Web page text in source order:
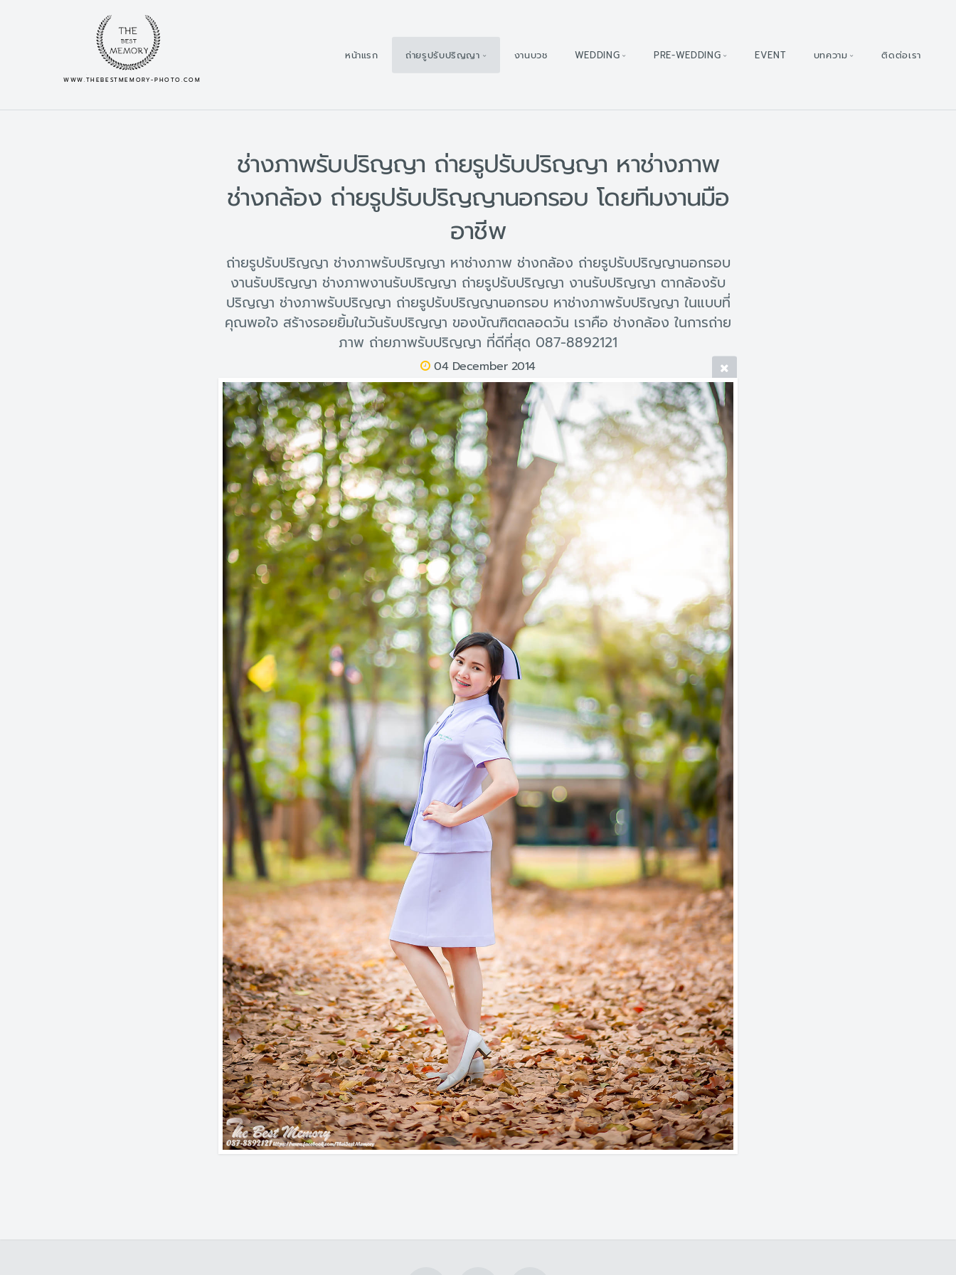
WWW.THEBESTMEMORY-PHOTO.COM
หน้าแรก ถ่ายรูปรับปริญญา งานบวช WEDDING PRE-WEDDING EVENT บทความ ติดต่อเรา
ช่างภาพรับปริญญา ถ่ายรูปรับปริญญา หาช่างภาพ
ช่างกล้อง ถ่ายรูปรับปริญญานอกรอบ โดยทีมงานมือ
อาชีพ
ถ่ายรูปรับปริญญา ช่างภาพรับปริญญา หาช่างภาพ ช่างกล้อง ถ่ายรูปรับปริญญานอกรอบ
งานรับปริญญา ช่างภาพงานรับปริญญา ถ่ายรูปรับปริญญา งานรับปริญญา ตากล้องรับ
ปริญญา ช่างภาพรับปริญญา ถ่ายรูปรับปริญญานอกรอบ หาช่างภาพรับปริญญา ในแบบที่
คุณพอใจ สร้างรอยยิ้มในวันรับปริญญา ของบัณฑิตตลอดวัน เราคือ ช่างกล้อง ในการถ่าย
ภาพ ถ่ายภาพรับปริญญา ที่ดีที่สุด 087-8892121
04 December 2014